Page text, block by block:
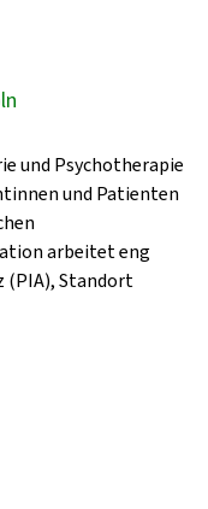
und Psychotherapie
und Patienten
arbeitet eng
(PIA), Standort